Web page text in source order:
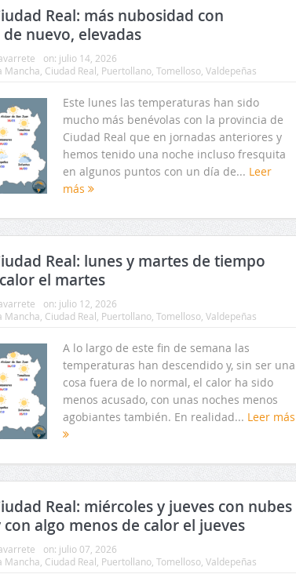
Real: más nubosidad con
nuevo, elevadas
on: julio 14, 2026
Mancha Ciudad Real Puertollano Tomelloso Valdepeñas
Este lunes las temperaturas han sido
mucho más benévolas con la provincia de
Ciudad Real que en jornadas anteriores y
hemos tenido una noche incluso fresquita
en algunos puntos con un día de... Leer
más
Real: lunes y martes de tiempo
el martes
on: julio 12, 2026
Mancha Ciudad Real Puertollano Tomelloso Valdepeñas
A lo largo de este fin de semana las
temperaturas han descendido y, sin ser una
cosa fuera de lo normal, el calor ha sido
menos acusado, con unas noches menos
agobiantes también. En realidad... Leer más
Real: miércoles y jueves con nubes
algo menos de calor el jueves
on: julio 07, 2026
Mancha Ciudad Real Puertollano Tomelloso Valdepeñas